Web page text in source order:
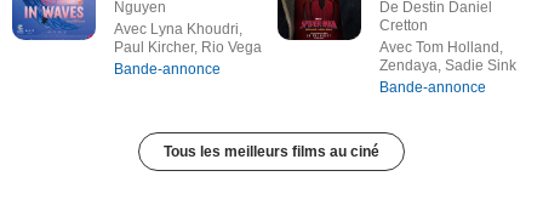
Nguyen
Avec Lyna Khoudri,
Paul Kircher, Rio Vega
Bande-annonce
De Destin Daniel
Cretton
Avec Tom Holland,
Zendaya, Sadie Sink
Bande-annonce
Tous les meilleurs films au ciné